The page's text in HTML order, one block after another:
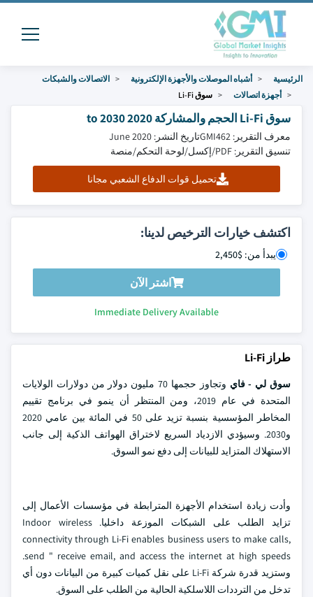
الرئيسية أشباه الموصلات والأجهزة الإلكترونية
الاتصالات والشبكات
أجهزة اتصالات
سوق Li-Fi
سوق Li-Fi الحجم والمشاركة 2020 to 2030
معرف التقرير: GMI462
تاريخ النشر: June 2020
تنسيق التقرير: PDF/إكسل/لوحة التحكم/منصة
تحميل قوات الدفاع الشعبي مجانا
اكتشف خيارات الترخيص لدينا:
يبدأ من: $2,450
اشتر الآن
Immediate Delivery Available
طراز Li-Fi
سوق لي - فاي
وتجاوز حجمها 70 مليون دولار من دولارات الولايات
المتحدة في عام 2019، ومن المنتظر أن ينمو في برنامج تقييم
المخاطر المؤسسية بنسبة تزيد على 50 في المائة بين عامي 2020
و2030. وسيؤدي الازدياد السريع لاختراق الهواتف الذكية إلى جانب
الاستهلاك المتزايد للبيانات إلى دفع نمو السوق.
وأدت زيادة استخدام الأجهزة المترابطة في مؤسسات الأعمال إلى
تزايد الطلب على الشبكات الموزعة داخليا. Indoor wireless
connectivity through Li-Fi enables business users to make calls,
send " receive email, and access the internet at high speeds.
وستزيد قدرة شركة Li-Fi على نقل كميات كبيرة من البيانات دون أي
تدخل من الترددات اللاسلكية الحالية من الطلب على السوق.